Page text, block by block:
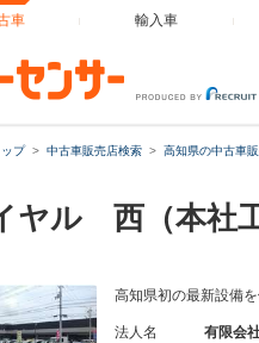
車 輸入車
プ 中古車販売店検索 高知県の中古車
ヤル 西（本社工
高知県初の最新設備
法人名
有限会